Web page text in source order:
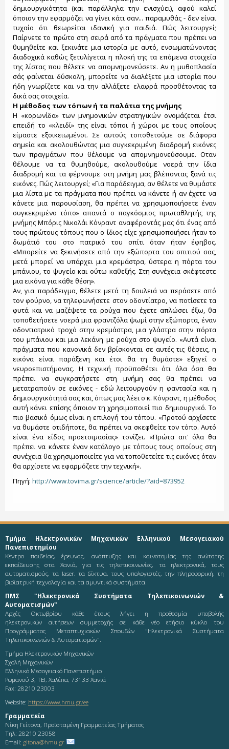
δημιουργικότητα (και παράλληλα την ενισχύει), αφού καλεί
όποιον την εφαρμόζει να γίνει κάτι σαν... παραμυθάς - δεν είναι
τυχαίο ότι θεωρείται ιδανική για παιδιά. Πώς λειτουργεί;
Παίρνετε το πρώτο στη σειρά από τα πράγματα που πρέπει να
θυμηθείτε και ξεκινάτε μια ιστορία με αυτό, ενσωματώνοντας
διαδοχικά καθώς ξετυλίγεται η πλοκή της τα επόμενα στοιχεία
της λίστας που θέλετε να απομνημονεύσετε. Αν η μυθοπλασία
σάς φαίνεται δύσκολη, μπορείτε να διαλέξετε μια ιστορία που
ήδη γνωρίζετε και να την αλλάξετε ελαφρά προσθέτοντας τα
δικά σας στοιχεία.
Η μέθοδος των τόπων ή τα παλάτια της μνήμης
Η «κορωνίδα» των μνημονικών στρατηγικών ονομάζεται έτσι
επειδή το «κλειδί» της είναι τόποι ή χώροι με τους οποίους
είμαστε εξοικειωμένοι. Σε αυτούς τοποθετούμε σε διάφορα
σημεία και ακολουθώντας μια συγκεκριμένη διαδρομή εικόνες
των πραγμάτων που θέλουμε να απομνημονεύσουμε. Οταν
θέλουμε να τα θυμηθούμε, ακολουθούμε νοερά την ίδια
διαδρομή και τα φέρνουμε στη μνήμη μας βλέποντας ξανά τις
εικόνες. Πώς λειτουργεί; «Για παράδειγμα, αν θέλετε να θυμάστε
μια λίστα με τα πράγματα που πρέπει να κάνετε ή αν έχετε να
κάνετε μια παρουσίαση, θα πρέπει να χρησιμοποιήσετε έναν
συγκεκριμένο τόπο» απαντά ο παγκόσμιος πρωταθλητής της
μνήμης Μπόρις Νικολάι Κόνραντ αναφέροντάς μας ότι ένας από
τους πρώτους τόπους που ο ίδιος είχε χρησιμοποιήσει ήταν το
δωμάτιό του στο πατρικό του σπίτι όταν ήταν έφηβος.
«Μπορείτε να ξεκινήσετε από την εξώπορτα του σπιτιού σας,
μετά μπορεί να υπάρχει μια κρεμάστρα, ύστερα η πόρτα του
μπάνιου, το ψυγείο και ούτω καθεξής. Στη συνέχεια σκέφτεστε
μια εικόνα για κάθε θέση».
Αν, για παράδειγμα, θέλετε μετά τη δουλειά να περάσετε από
τον φούρνο, να τηλεφωνήσετε στον οδοντίατρο, να ποτίσετε τα
φυτά και να μαζέψετε τα ρούχα που έχετε απλώσει έξω, θα
τοποθετήσετε νοερά μια φραντζόλα ψωμί στην εξώπορτα, έναν
οδοντιατρικό τροχό στην κρεμάστρα, μια γλάστρα στην πόρτα
του μπάνιου και μια λεκάνη με ρούχα στο ψυγείο. «Αυτά είναι
πράγματα που κανονικά δεν βρίσκονται σε αυτές τις θέσεις, η
εικόνα είναι παράξενη και έτσι θα τη θυμάστε» εξηγεί ο
νευροεπιστήμονας. Η τεχνική προϋποθέτει ότι όλα όσα θα
πρέπει να συγκρατήσετε στη μνήμη σας θα πρέπει να
μετατραπούν σε εικόνες - εδώ λειτουργούν η φαντασία και η
δημιουργικότητά σας και, όπως μας λέει ο κ. Κόνραντ, η μέθοδος
αυτή κάνει επίσης όποιον τη χρησιμοποιεί πιο δημιουργικό. Το
πιο βασικό όμως είναι η επιλογή του τόπου. «Προτού αρχίσετε
να θυμάστε οτιδήποτε, θα πρέπει να σκεφθείτε τον τόπο. Αυτό
είναι ένα είδος προετοιμασίας» τονίζει. «Πρώτα απ' όλα θα
πρέπει να κάνετε έναν κατάλογο με τόπους τους οποίους στη
συνέχεια θα χρησιμοποιείτε για να τοποθετείτε τις εικόνες όταν
θα αρχίσετε να εφαρμόζετε την τεχνική».
Πηγή: http://www.tovima.gr/science/article/?aid=873952
Τμήμα Ηλεκτρονικών Μηχανικών Ελληνικού Μεσογειακού
Πανεπιστημίου
Κέντρο παιδείας, έρευνας, ανάπτυξης και καινοτομίας της ανώτατης
εκπαίδευσης στα Χανιά, για τις τηλεπικοινωνίες, τα ηλεκτρονικά, τους
αυτοματισμούς, τα laser, τα δίκτυα, τους υπολογιστές, την πληροφορική, τη
βιοϊατρική τεχνολογία και τα αμυντικά συστήματα.
ΠΜΣ "Ηλεκτρονικά Συστήματα Τηλεπικοινωνιών &
Αυτοματισμών"
Αρχές Οκτωβρίου κάθε έτους λήγει η προθεσμία υποβολής
ηλεκτρονικών αιτήσεων συμμετοχής σε κάθε νέο ετήσιο κύκλο του
Προγράμματος Μεταπτυχιακών Σπουδών "Ηλεκτρονικά Συστήματα
Τηλεπικοινωνιών & Αυτοματισμών".
Τμήμα Ηλεκτρονικών Μηχανικών
Σχολή Μηχανικών
Ελληνικό Μεσογειακό Πανεπιστήμιο
Ρωμανού 3, ΤΕΙ, Χαλέπα, 73133 Χανιά
Fax: 28210 23003
Website: https://www.hmu.gr/ee
Γραμματεία
Νίκη Γείτονα, Προϊσταμένη Γραμματείας Τμήματος
Τηλ: 28210 23058
Email: gitona@hmu.gr